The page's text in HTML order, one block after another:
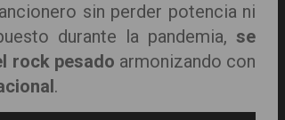
sin perder potencia ni
durante la pandemia,se
rock pesado armonizando con
.